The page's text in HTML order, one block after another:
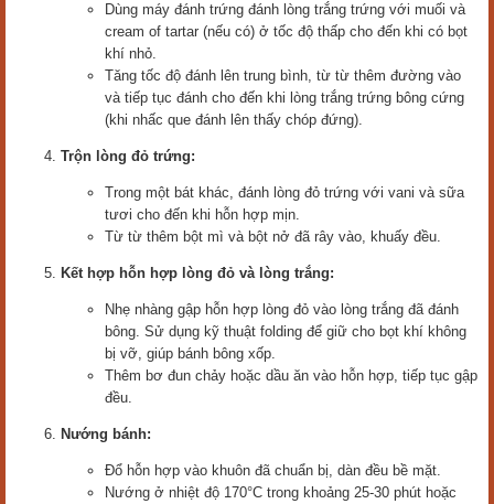
Dùng máy đánh trứng đánh lòng trắng trứng với muối và
cream of tartar (nếu có) ở tốc độ thấp cho đến khi có bọt
khí nhỏ.
Tăng tốc độ đánh lên trung bình, từ từ thêm đường vào
và tiếp tục đánh cho đến khi lòng trắng trứng bông cứng
(khi nhấc que đánh lên thấy chóp đứng).
Trộn lòng đỏ trứng:
Trong một bát khác, đánh lòng đỏ trứng với vani và sữa
tươi cho đến khi hỗn hợp mịn.
Từ từ thêm bột mì và bột nở đã rây vào, khuấy đều.
Kết hợp hỗn hợp lòng đỏ và lòng trắng:
Nhẹ nhàng gập hỗn hợp lòng đỏ vào lòng trắng đã đánh
bông. Sử dụng kỹ thuật folding để giữ cho bọt khí không
bị vỡ, giúp bánh bông xốp.
Thêm bơ đun chảy hoặc dầu ăn vào hỗn hợp, tiếp tục gập
đều.
Nướng bánh:
Đổ hỗn hợp vào khuôn đã chuẩn bị, dàn đều bề mặt.
Nướng ở nhiệt độ 170°C trong khoảng 25-30 phút hoặc